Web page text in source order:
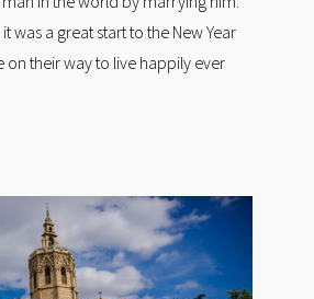
was a great start to the New Year
on their way to live happily ever